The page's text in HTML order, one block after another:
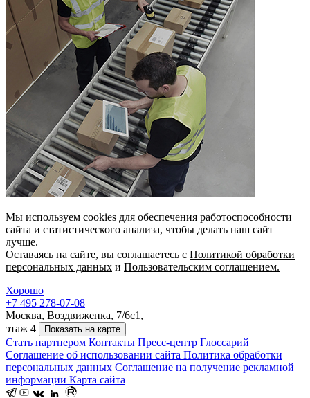
Мы используем cookies для обеспечения работоспособности
сайта и статистического анализа, чтобы делать наш сайт
лучше.
Оставаясь на сайте, вы соглашаетесь с Политикой обработки
персональных данных и Пользовательским соглашением.
Хорошо
+7 495 278-07-08
Москва, Воздвиженка, 7/6с1,
этаж 4
Показать на карте
Стать партнером Контакты Пресс-центр Глоссарий
Соглашение об использовании сайта Политика обработки
персональных данных Соглашение на получение рекламной
информации Карта сайта